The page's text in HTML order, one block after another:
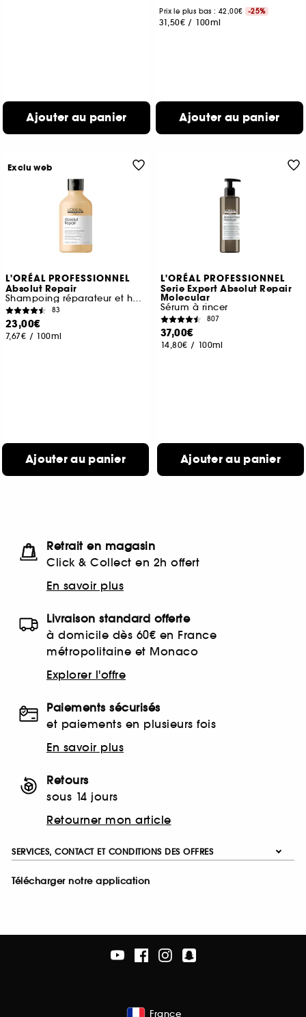
Ajouter au panier
Prix le plus bas : 42,00€ -25%
31,50€ / 100ml
Ajouter au panier
L'ORÉAL PROFESSIONNEL
Absolut Repair
Shampoing réparateur et hydratant pour cheveux abîmés
83
23,00€
7,67€ / 100ml
Ajouter au panier
Exclu web
L'ORÉAL PROFESSIONNEL
Serie Expert Absolut Repair
Molecular
Sérum à rincer
807
37,00€
14,80€ / 100ml
Ajouter au panier
Retrait en magasin
Click & Collect en 2h offert
En savoir plus
Livraison standard offerte
à domicile dès 60€ en France
métropolitaine et Monaco
Explorer l'offre
Paiements sécurisés
et paiements en plusieurs fois
En savoir plus
Retours
sous 14 jours
Retourner mon article
SERVICES, CONTACT ET CONDITIONS DES OFFRES
Télécharger notre application
France